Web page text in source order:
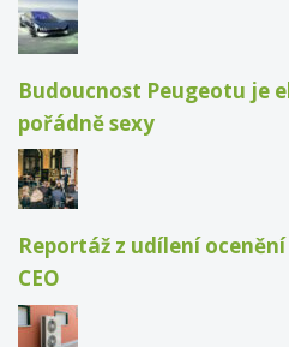
Budoucnost Peugeotu je
pořádně sexy
Reportáž z udílení
CEO